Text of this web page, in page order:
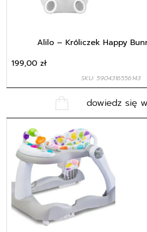
Alilo – Króliczek Happy
SKU: 5904316556143
199,00 zł
dowiedz się